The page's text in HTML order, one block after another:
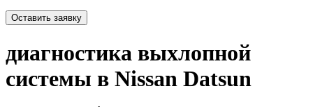
Оставить заявку
диагностика выхлопной
системы в Nissan Datsun